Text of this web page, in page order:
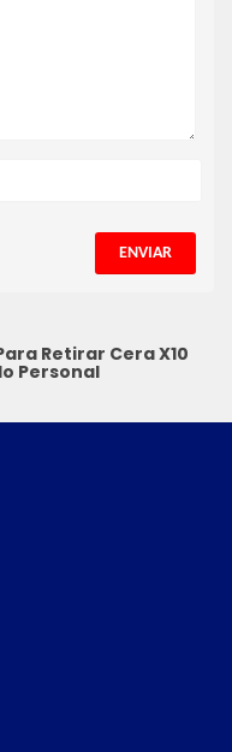
ENVIAR
Retirar Cera X10
Personal